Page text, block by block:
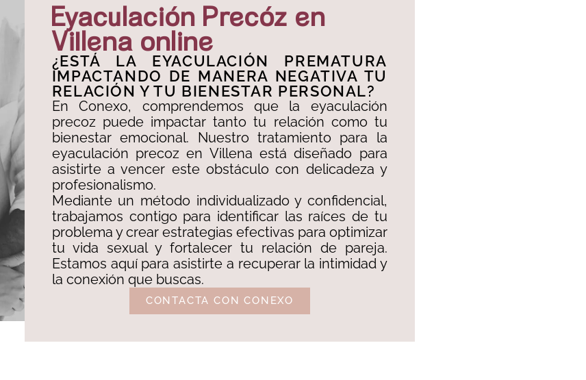
Eyaculación Precóz en
Villena online
¿ESTÁ LA EYACULACIÓN PREMATURA
IMPACTANDO DE MANERA NEGATIVA TU
RELACIÓN Y TU BIENESTAR PERSONAL?​
En Conexo, comprendemos que la eyaculación
precoz puede impactar tanto tu relación como tu
bienestar emocional. Nuestro tratamiento para la
eyaculación precoz en Villena está diseñado para
asistirte a vencer este obstáculo con delicadeza y
profesionalismo. ​
Mediante un método individualizado y confidencial,
trabajamos contigo para identificar las raíces de tu
problema y crear estrategias efectivas para optimizar
tu vida sexual y fortalecer tu relación de pareja.
Estamos aquí para asistirte a recuperar la intimidad y
la conexión que buscas.
CONTACTA CON CONEXO